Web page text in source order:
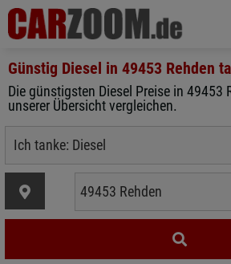
Günstig Diesel in 49453 Rehden
Die günstigsten Diesel Preise in 49453
unserer Übersicht vergleichen.